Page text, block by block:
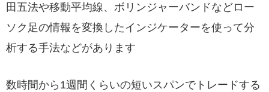
田五法や移動平均線、ボリンジャーバンドなどロー
ソク足の情報を変換したインジケーターを使って分
析する手法などがあります
数時間から1週間くらいの短いスパンでトレードする